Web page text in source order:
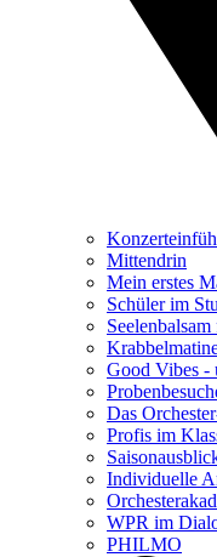
Mittendrin
Mein erstes
Schüler im
Good Vibes -
Das
Profis im
Individuelle
WPR im
PHILMO